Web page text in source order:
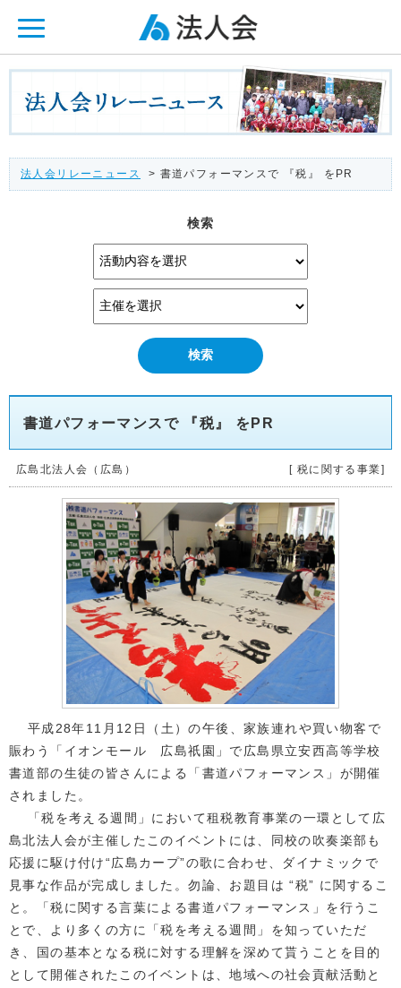
法人会リレーニュース > 書道パフォーマンスで 『税』 をPR
検索
書道パフォーマンスで 『税』 をPR
広島北法人会（広島） [ 税に関する事業]
平成28年11月12日（土）の午後、家族連れや買い物客で
賑わう「イオンモール 広島祇園」で広島県立安西高等学校
書道部の生徒の皆さんによる「書道パフォーマンス」が開催
されました。
「税を考える週間」において租税教育事業の一環として広
島北法人会が主催したこのイベントには、同校の吹奏楽部も
応援に駆け付け“広島カープ”の歌に合わせ、ダイナミックで
見事な作品が完成しました。勿論、お題目は “税” に関するこ
と。「税に関する言葉による書道パフォーマンス」を行うこ
とで、より多くの方に「税を考える週間」を知っていただ
き、国の基本となる税に対する理解を深めて貰うことを目的
として開催されたこのイベントは、地域への社会貢献活動と